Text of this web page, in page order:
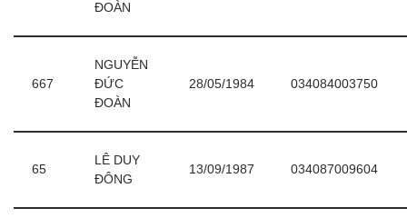
ĐOÀN
667
NGUYỄN
ĐỨC
ĐOÀN
28/05/1984 034084003750
65
LÊ DUY
ĐÔNG
13/09/1987 034087009604